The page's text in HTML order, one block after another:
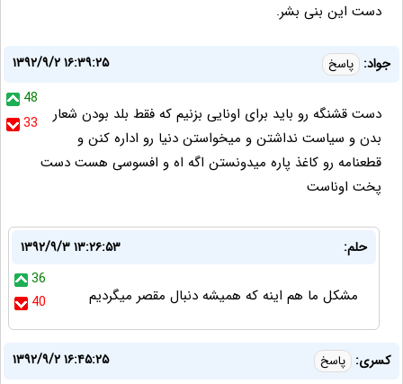
دست این بنی بشر.
جواد: پاسخ
۱۳۹۲/۹/۲ ۱۶:۳۹:۲۵
48
33
دست قشنگه رو باید برای اونایی بزنیم که فقط بلد بودن شعار
بدن و سیاست نداشتن و میخواستن دنیا رو اداره کنن و
قطعنامه رو کاغذ پاره میدونستن اگه اه و افسوسی هست دست
پخت اوناست
حلم:
۱۳۹۲/۹/۳ ۱۳:۲۶:۵۳
36
40
مشکل ما هم اینه که همیشه دنبال مقصر میگردیم
کسری: پاسخ
۱۳۹۲/۹/۲ ۱۶:۴۵:۲۵